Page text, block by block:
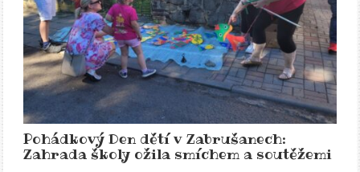
Pohádkový Den dětí v Zabrušanech:
Zahrada školy ožila smíchem a soutěžemi